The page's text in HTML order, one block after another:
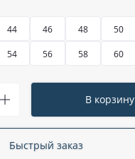
44 46 48 50
54 56 58 60
В корзину
Быстрый заказ